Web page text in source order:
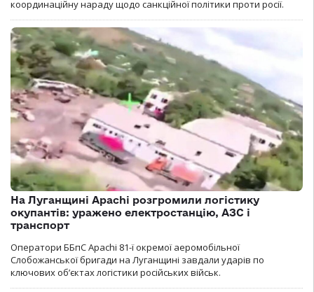
координаційну нараду щодо санкційної політики проти росії.
На Луганщині Apachi розгромили логістику
окупантів: уражено електростанцію, АЗС і
транспорт
Оператори ББпС Apachi 81-ї окремої аеромобільної
Слобожанської бригади на Луганщині завдали ударів по
ключових об’єктах логістики російських військ.